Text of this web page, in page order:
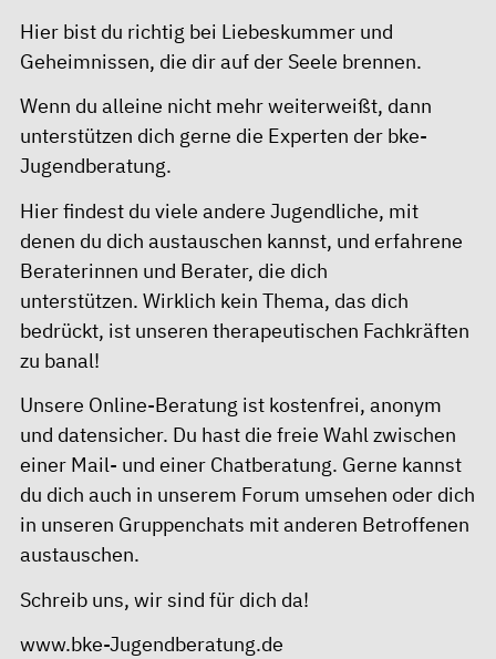
Hier bist du richtig bei Liebeskummer und
Geheimnissen, die dir auf der Seele brennen.
Wenn du alleine nicht mehr weiterweißt, dann
unterstützen dich gerne die Experten der bke-
Jugendberatung.
Hier findest du viele andere Jugendliche, mit
denen du dich austauschen kannst, und erfahrene
Beraterinnen und Berater, die dich
unterstützen. Wirklich kein Thema, das dich
bedrückt, ist unseren therapeutischen Fachkräften
zu banal!
Unsere Online-Beratung ist kostenfrei, anonym
und datensicher. Du hast die freie Wahl zwischen
einer Mail- und einer Chatberatung. Gerne kannst
du dich auch in unserem Forum umsehen oder dich
in unseren Gruppenchats mit anderen Betroffenen
austauschen.
Schreib uns, wir sind für dich da!
www.bke-Jugendberatung.de